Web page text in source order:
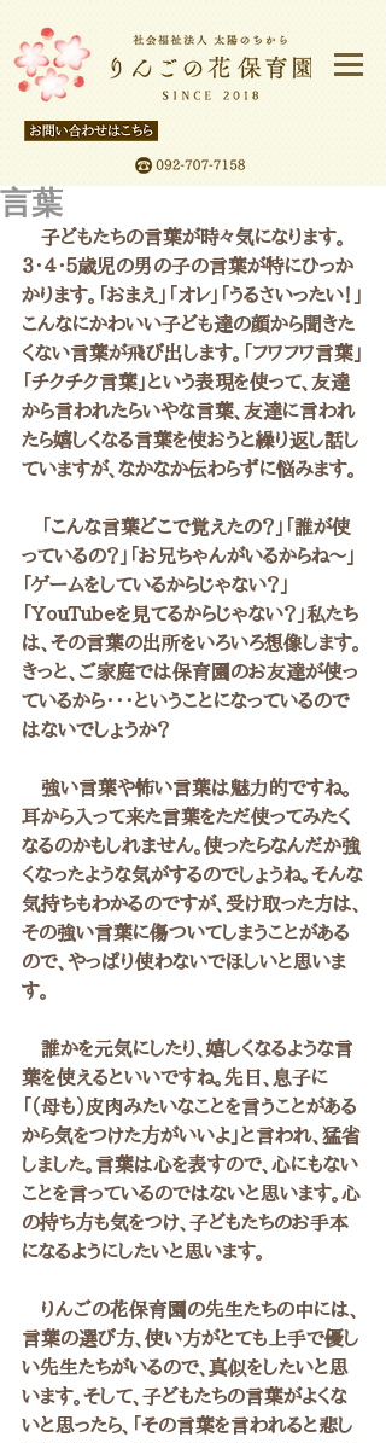
言葉
子どもたちの言葉が時々気になります。
３・４・５歳児の男の子の言葉が特にひっか
かります。「おまえ」「オレ」「うるさいったい！」
こんなにかわいい子ども達の顔から聞きた
くない言葉が飛び出します。「フワフワ言葉」
「チクチク言葉」という表現を使って、友達
から言われたらいやな言葉、友達に言われ
たら嬉しくなる言葉を使おうと繰り返し話し
ていますが、なかなか伝わらずに悩みます。
「こんな言葉どこで覚えたの？」「誰が使
っているの？」「お兄ちゃんがいるからね～」
「ゲームをしているからじゃない？」
「YouTubeを見てるからじゃない？」私たち
は、その言葉の出所をいろいろ想像します。
きっと、ご家庭では保育園のお友達が使っ
ているから・・・ということになっているので
はないでしょうか？
強い言葉や怖い言葉は魅力的ですね。
耳から入って来た言葉をただ使ってみたく
なるのかもしれません。使ったらなんだか強
くなったような気がするのでしょうね。そんな
気持ちもわかるのですが、受け取った方は、
その強い言葉に傷ついてしまうことがある
ので、やっぱり使わないでほしいと思いま
す。
誰かを元気にしたり、嬉しくなるような言
葉を使えるといいですね。先日、息子に
「（母も）皮肉みたいなことを言うことがある
から気をつけた方がいいよ」と言われ、猛省
しました。言葉は心を表すので、心にもない
ことを言っているのではないと思います。心
の持ち方も気をつけ、子どもたちのお手本
になるようにしたいと思います。
りんごの花保育園の先生たちの中には、
言葉の選び方、使い方がとても上手で優し
い先生たちがいるので、真似をしたいと思
います。そして、子どもたちの言葉がよくな
いと思ったら、「その言葉を言われると悲し